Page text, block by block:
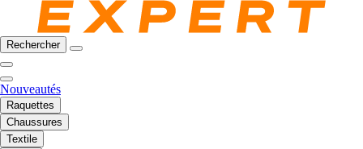
Rechercher
Nouveautés
Raquettes
Chaussures
Textile